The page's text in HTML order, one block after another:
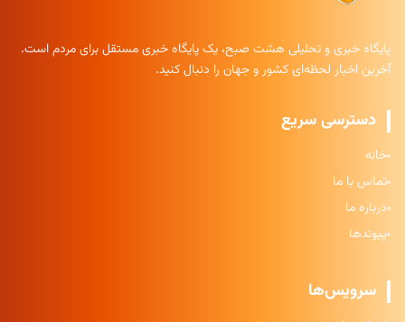
پایگاه خبری و تحلیلی هشت صبح، یک پایگاه خبری مستقل برای مردم است.
آخرین اخبار لحظه‌ای کشور و جهان را دنبال کنید.
دسترسی سریع
خانه
تماس با ما
درباره ما
پیوندها
سرویس‌ها